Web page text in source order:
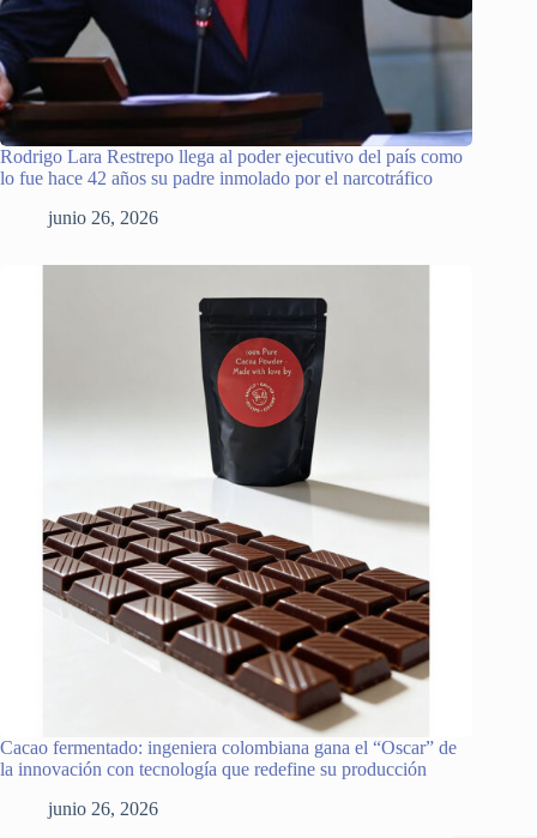
Rodrigo Lara Restrepo llega al poder ejecutivo del país como
lo fue hace 42 años su padre inmolado por el narcotráfico
junio 26, 2026
Cacao fermentado: ingeniera colombiana gana el “Oscar” de
la innovación con tecnología que redefine su producción
junio 26, 2026